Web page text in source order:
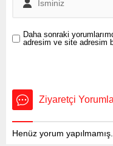
Bakan Fidan, Türkiye’nin
Daha sonraki
adresim ve site adresim
Ziyaretçi
Henüz yorum yapılmamış.